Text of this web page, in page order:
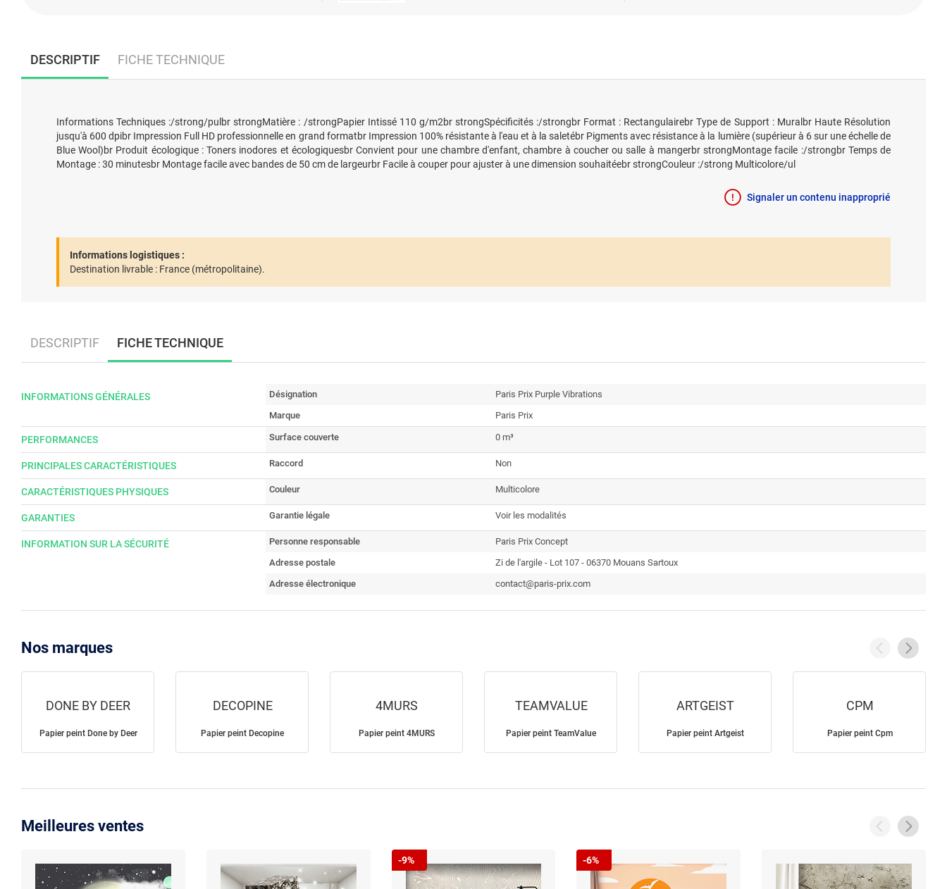
DESCRIPTIF FICHE TECHNIQUE
Informations Techniques :/strong/pulbr strongMatière : /strongPapier Intissé 110 g/m2br strongSpécificités :/strongbr Format : Rectangulairebr Type de Support : Muralbr Haute Résolution
jusqu'à 600 dpibr Impression Full HD professionnelle en grand formatbr Impression 100% résistante à l'eau et à la saletébr Pigments avec résistance à la lumière (supérieur à 6 sur une échelle de
Blue Wool)br Produit écologique : Toners inodores et écologiquesbr Convient pour une chambre d'enfant, chambre à coucher ou salle à mangerbr strongMontage facile :/strongbr Temps de
Montage : 30 minutesbr Montage facile avec bandes de 50 cm de largeurbr Facile à couper pour ajuster à une dimension souhaitéebr strongCouleur :/strong Multicolore/ul
Signaler un contenu inapproprié
Informations logistiques :
Destination livrable : France (métropolitaine).
DESCRIPTIF FICHE TECHNIQUE
INFORMATIONS GÉNÉRALES Désignation
Paris Prix Purple Vibrations
Marque
Paris Prix
PERFORMANCES Surface couverte 0 m³
PRINCIPALES CARACTÉRISTIQUES Raccord Non
CARACTÉRISTIQUES PHYSIQUES Couleur Multicolore
GARANTIES Garantie légale Voir les modalités
INFORMATION SUR LA SÉCURITÉ Personne responsable
Paris Prix Concept
Adresse postale
Zi de l'argile - Lot 107 - 06370 Mouans Sartoux
Adresse électronique
contact@paris-prix.com
Nos marques
DONE BY DEER
Papier peint Done by Deer
DECOPINE
Papier peint Decopine
4MURS
Papier peint 4MURS
TEAMVALUE
Papier peint TeamValue
ARTGEIST
Papier peint Artgeist
CPM
Papier peint Cpm
Meilleures ventes
-9% -6%